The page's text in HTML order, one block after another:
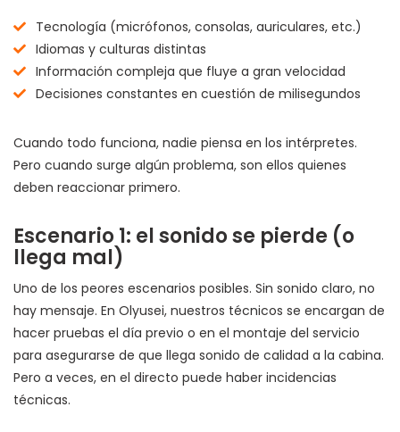
Tecnología (micrófonos, consolas, auriculares, etc.)
Idiomas y culturas distintas
Información compleja que fluye a gran velocidad
Decisiones constantes en cuestión de milisegundos
Cuando todo funciona, nadie piensa en los intérpretes.
Pero cuando surge algún problema, son ellos quienes
deben reaccionar primero.
Escenario 1: el sonido se pierde (o
llega mal)
Uno de los peores escenarios posibles. Sin sonido claro, no
hay mensaje. En Olyusei, nuestros técnicos se encargan de
hacer pruebas el día previo o en el montaje del servicio
para asegurarse de que llega sonido de calidad a la cabina.
Pero a veces, en el directo puede haber incidencias
técnicas.